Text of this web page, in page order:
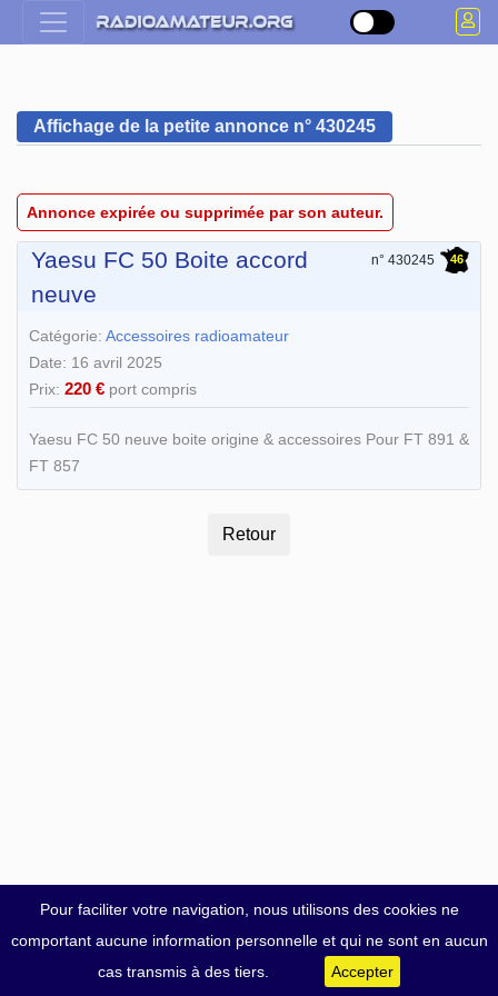
Pour faciliter votre navigation, nous utilisons des cookies ne
comportant aucune information personnelle et qui ne sont en aucun
cas transmis à des tiers.
Accepter
Affichage de la petite annonce n° 430245
Annonce expirée ou supprimée par son auteur.
Yaesu FC 50 Boite accord
neuve
n° 430245 46
Catégorie: Accessoires radioamateur
Date: 16 avril 2025
Prix: 220 € port compris
Yaesu FC 50 neuve boite origine & accessoires Pour FT 891 &
FT 857